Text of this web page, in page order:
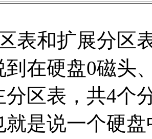
表和扩展分区
在硬盘0磁头
分区表，共4个
就是说一个硬